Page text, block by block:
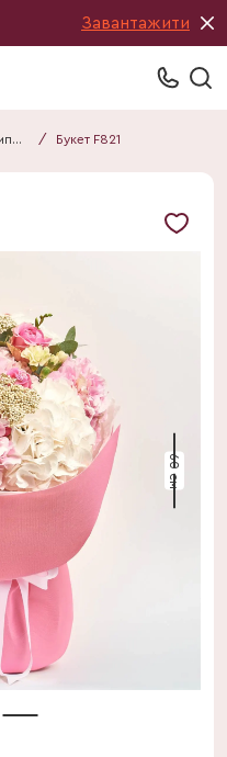
Завантажити
Букети та композиції / Букет F821
60 см